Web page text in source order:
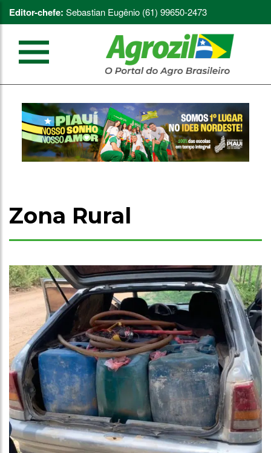
Editor-chefe: Sebastian Eugênio (61) 99650-2473
Zona Rural